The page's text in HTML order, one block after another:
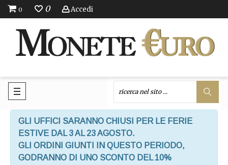
0 0 Accedi
GLI UFFICI SARANNO CHIUSI PER LE FERIE
ESTIVE DAL 3 AL 23 AGOSTO.
GLI ORDINI GIUNTI IN QUESTO PERIODO,
GODRANNO DI UNO SCONTO DEL 10%